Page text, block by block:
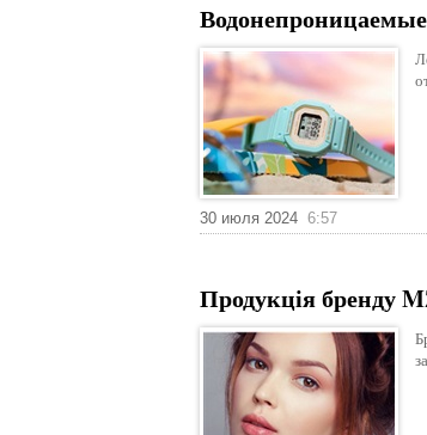
30 июля 2024 6:57
Продукція бренду